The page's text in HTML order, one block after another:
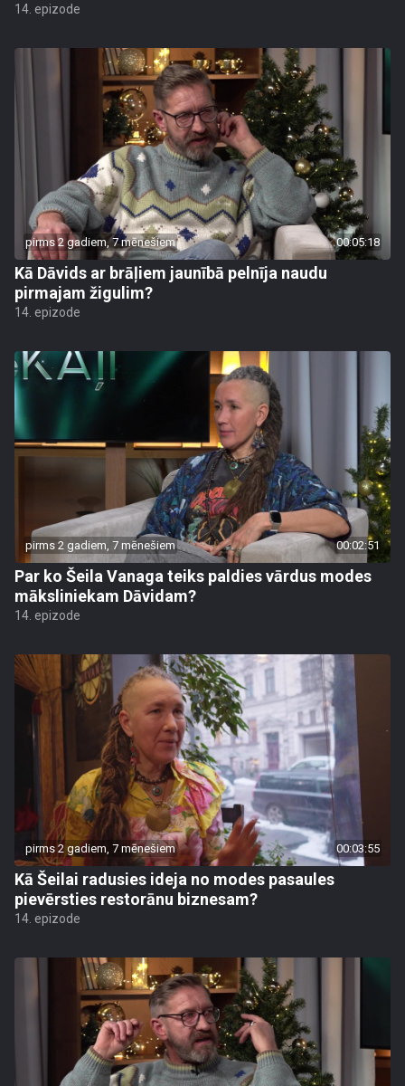
14. epizode
pirms 2 gadiem, 7 mēnešiem 00:05:18
Kā Dāvids ar brāļiem jaunībā pelnīja naudu
pirmajam žigulim?
14. epizode
pirms 2 gadiem, 7 mēnešiem 00:02:51
Par ko Šeila Vanaga teiks paldies vārdus modes
māksliniekam Dāvidam?
14. epizode
pirms 2 gadiem, 7 mēnešiem 00:03:55
Kā Šeilai radusies ideja no modes pasaules
pievērsties restorānu biznesam?
14. epizode